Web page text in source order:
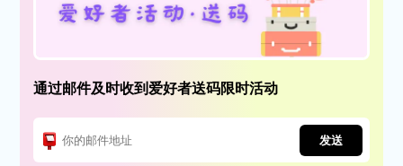
通过邮件及时收到爱好者送码限时活动
发送